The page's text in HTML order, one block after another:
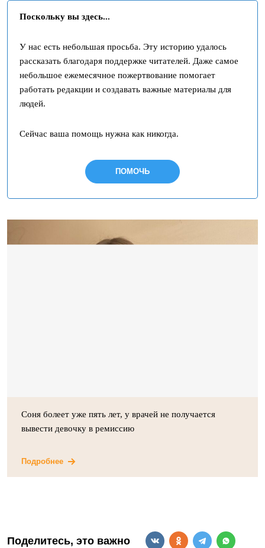
Поскольку вы здесь...
У нас есть небольшая просьба. Эту историю удалось
рассказать благодаря поддержке читателей. Даже самое
небольшое ежемесячное пожертвование помогает
работать редакции и создавать важные материалы для
людей.
Сейчас ваша помощь нужна как никогда.
ПОМОЧЬ
Соня болеет уже пять лет, у врачей не получается
вывести девочку в ремиссию
Подробнее
Поделитесь, это важно